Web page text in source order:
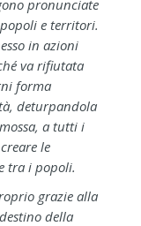
pronunciate
e territori.
in azioni
va rifiutata
forma
deturpandola
a tutti i
le
tra i popoli.
grazie alla
della